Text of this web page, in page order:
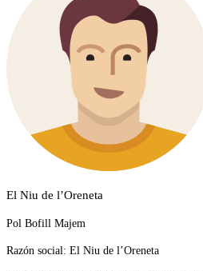
El Niu de l’Oreneta
Pol Bofill Majem
Razón social: El Niu de l’Oreneta